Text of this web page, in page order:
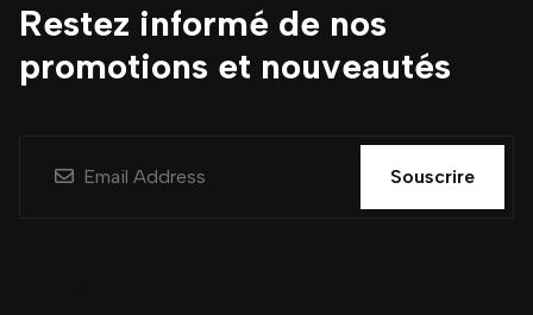
Restez informé de nos
promotions et nouveautés
Souscrire